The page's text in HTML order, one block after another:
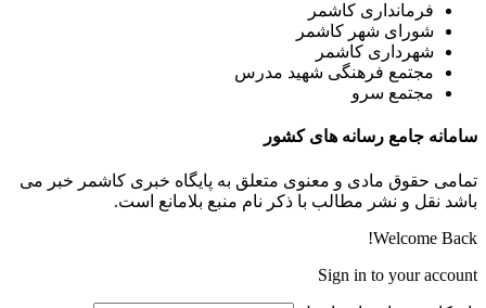
فرمانداری کاشمر
شورای شهر کاشمر
شهرداری کاشمر
مجتمع فرهنگی شهید مدرس
مجتمع سرو
سامانه جامع رسانه های کشور
تمامی حقوق مادی و معنوی متعلق به پایگاه خبری کاشمر خبر می
باشد نقل و نشر مطالب با ذکر نام منبع بلامانع است.
Welcome Back!
Sign in to your account